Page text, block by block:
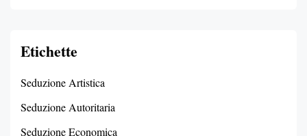
Etichette
Seduzione Artistica
Seduzione Autoritaria
Seduzione Economica